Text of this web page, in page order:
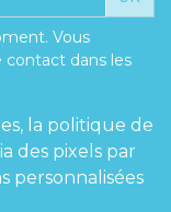
Vous
contact dans les
la politique de
des pixels par
personnalisées